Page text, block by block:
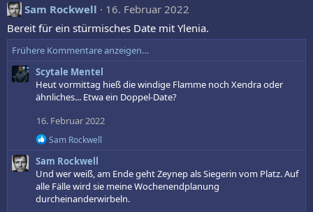
Sam Rockwell
16. Februar 2022
Bereit für ein stürmisches Date mit Ylenia.
Frühere Kommentare anzeigen…
Scytale Mentel
Heut vormittag hieß die windige Flamme noch Xendra oder
ähnliches... Etwa ein Doppel-Date?
16. Februar 2022
R
e
a
k
t
o
Sam Rockwell
Sam Rockwell
Und wer weiß, am Ende geht Zeynep als Siegerin vom Platz. Auf
alle Fälle wird sie meine Wochenendplanung
durcheinanderwirbeln.